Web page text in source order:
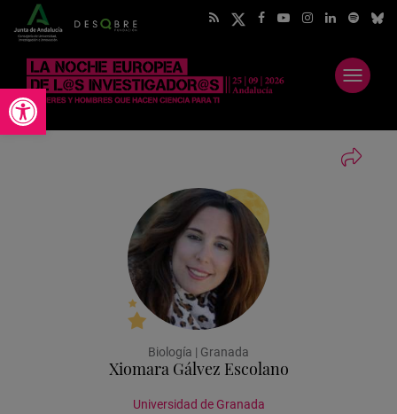
Abrir barra de herramientas
Abrir
menú
Biología | Granada
Xiomara Gálvez Escolano
Universidad de Granada